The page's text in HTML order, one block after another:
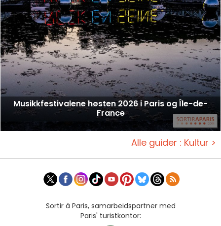
Musikkfestivalene høsten 2026 i Paris og Île-de-
France
Alle guider : Kultur >
Sortir à Paris, samarbeidspartner med
Paris' turistkontor: